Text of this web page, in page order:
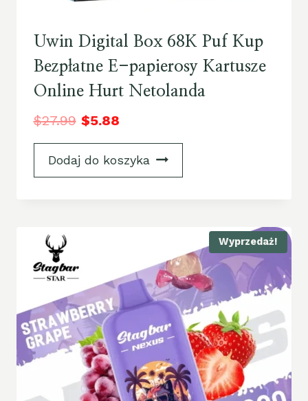
Uwin Digital Box 68K Puf Kup
Bezpłatne E-papierosy Kartusze
Online Hurt Netolanda
$27.99 $5.88
Dodaj do koszyka
Wyprzedaż!